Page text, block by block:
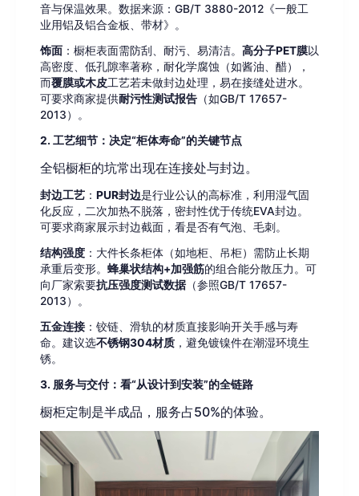
音与保温效果。数据来源：GB/T 3880-2012《一般工
业用铝及铝合金板、带材》。
饰面 ：橱柜表面需防刮、耐污、易清洁。 高分子PET膜以
高密度、低孔隙率著称，耐化学腐蚀（如酱油、醋），
而覆膜或木皮工艺若未做封边处理，易在接缝处进水。
可要求商家提供耐污性测试报告 （如GB/T 17657-
2013）。
2. 工艺细节：决定“柜体寿命”的关键节点
全铝橱柜的坑常出现在连接处与封边。
封边工艺 ： PUR封边是行业公认的高标准，利用湿气固
化反应，二次加热不脱落，密封性优于传统EVA封边。
可要求商家展示封边截面，看是否有气泡、毛刺。
结构强度 ：大件长条柜体（如地柜、吊柜）需防止长期
承重后变形。 蜂巢状结构+加强筋的组合能分散压力。可
向厂家索要抗压强度测试数据（参照GB/T 17657-
2013）。
五金连接 ：铰链、滑轨的材质直接影响开关手感与寿
命。建议选不锈钢304材质 ，避免镀镍件在潮湿环境生
锈。
3. 服务与交付：看“从设计到安装”的全链路
橱柜定制是半成品，服务占50%的体验。